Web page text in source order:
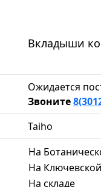
Вкладыши
Ожидается
Звоните
Taiho
На
На Ключевской
На складе